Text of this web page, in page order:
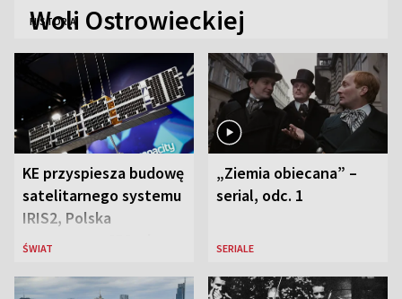
Woli Ostrowieckiej
HISTORIA
KE przyspiesza budowę
satelitarnego systemu
IRIS2, Polska
przeznaczy 656 mln
ŚWIAT
„Ziemia obiecana” –
serial, odc. 1
SERIALE